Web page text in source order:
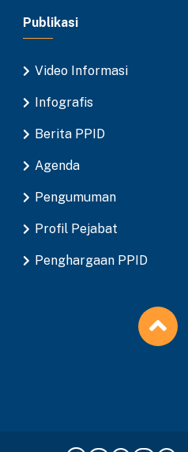
Publikasi
Video Informasi
Infografis
Berita PPID
Agenda
Pengumuman
Profil Pejabat
Penghargaan PPID